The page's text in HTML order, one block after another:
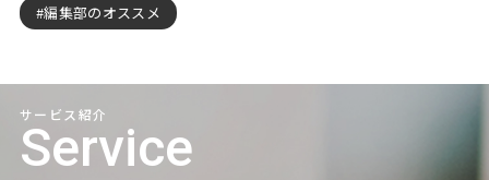
編集部のオススメ
サービス紹介
Service